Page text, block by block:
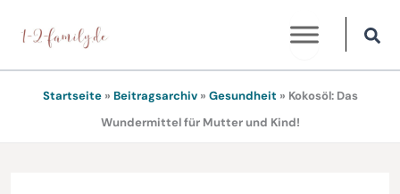
Inhalt
springen
Startseite» Beitragsarchiv» Gesundheit » Kokosöl: Das
Wundermittel für Mutter und Kind!